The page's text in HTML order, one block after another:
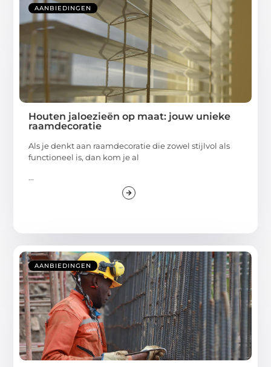
AANBIEDINGEN
Houten jaloezieën op maat: jouw unieke
raamdecoratie
Als je denkt aan raamdecoratie die zowel stijlvol als
functioneel is, dan kom je al
...
AANBIEDINGEN